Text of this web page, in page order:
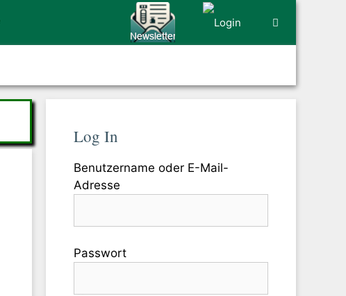
Log In
Benutzername oder E-Mail-
Adresse
Passwort